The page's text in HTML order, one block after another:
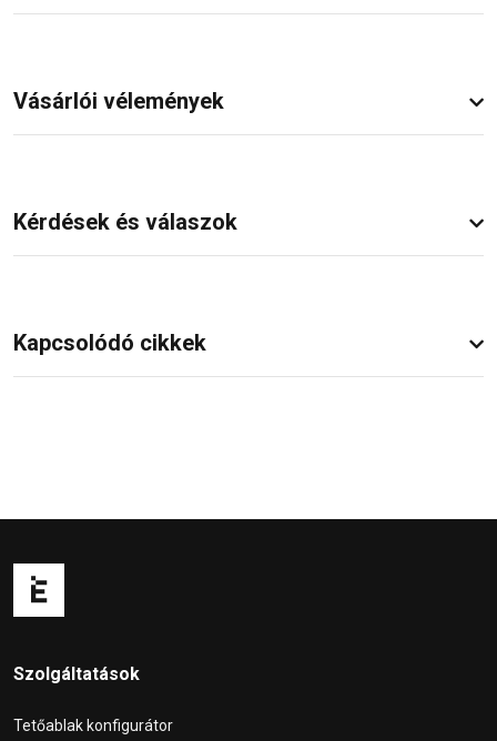
Vásárlói vélemények
Kérdések és válaszok
Kapcsolódó cikkek
Szolgáltatások
Tetőablak konfigurátor